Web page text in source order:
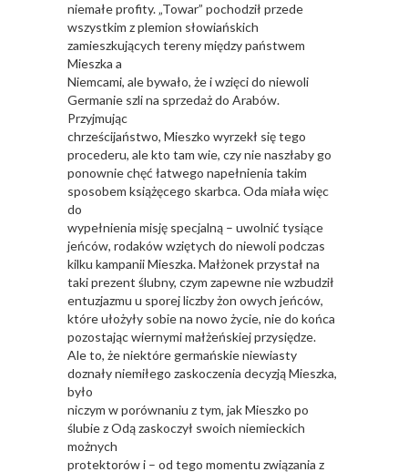
niemałe profity. „Towar” pochodził przede
wszystkim z plemion słowiańskich
zamieszkujących tereny między państwem
Mieszka a
Niemcami, ale bywało, że i wzięci do niewoli
Germanie szli na sprzedaż do Arabów.
Przyjmując
chrześcijaństwo, Mieszko wyrzekł się tego
procederu, ale kto tam wie, czy nie naszłaby go
ponownie chęć łatwego napełnienia takim
sposobem książęcego skarbca. Oda miała więc
do
wypełnienia misję specjalną – uwolnić tysiące
jeńców, rodaków wziętych do niewoli podczas
kilku kampanii Mieszka. Małżonek przystał na
taki prezent ślubny, czym zapewne nie wzbudził
entuzjazmu u sporej liczby żon owych jeńców,
które ułożyły sobie na nowo życie, nie do końca
pozostając wiernymi małżeńskiej przysiędze.
Ale to, że niektóre germańskie niewiasty
doznały niemiłego zaskoczenia decyzją Mieszka,
było
niczym w porównaniu z tym, jak Mieszko po
ślubie z Odą zaskoczył swoich niemieckich
możnych
protektorów i – od tego momentu związania z